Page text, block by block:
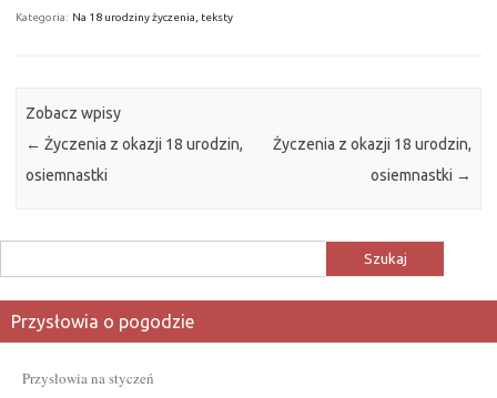
Kategoria: Na 18 urodziny życzenia, teksty
Zobacz wpisy
← Życzenia z okazji 18 urodzin,
osiemnastki
Życzenia z okazji 18 urodzin,
osiemnastki →
Przysłowia o pogodzie
Przysłowia na styczeń